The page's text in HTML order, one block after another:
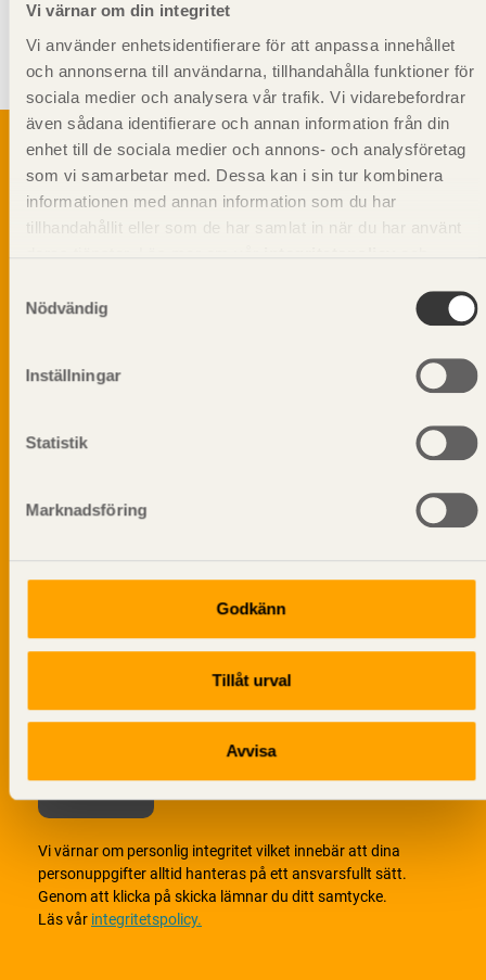
Vi värnar om din integritet
Vi använder enhetsidentifierare för att anpassa innehållet
och annonserna till användarna, tillhandahålla funktioner för
sociala medier och analysera vår trafik. Vi vidarebefordrar
även sådana identifierare och annan information från din
enhet till de sociala medier och annons- och analysföretag
som vi samarbetar med. Dessa kan i sin tur kombinera
informationen med annan information som du har
tillhandahållit eller som de har samlat in när du har använt
Nödvändig
Inställningar
Statistik
Marknadsföring
Godkänn
Tillåt urval
Avvisa
Giltighet
Svenskt Trä-id:SE00451
Gäller från och med:2024-08-15
Svenskt Träs Produktkatalog är svensk
sågverksnärings digitala produktkatalog för att
Vi värnar om personlig integritet vilket innebär att dina
personuppgifter alltid hanteras på ett ansvarsfullt sätt.
Genom att klicka på skicka lämnar du ditt samtycke.
Läs vår integritetspolicy.